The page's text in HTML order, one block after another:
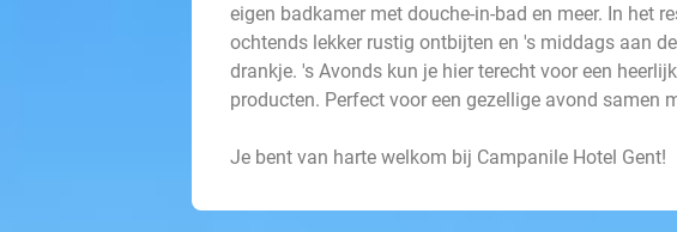
eigen badkamer met douche-in-bad en meer. In het
ochtends lekker rustig ontbijten en 's middags aan
drankje. 's Avonds kun je hier terecht voor een
producten. Perfect voor een gezellige avond samen
Je bent van harte welkom bij Campanile Hotel Gent!